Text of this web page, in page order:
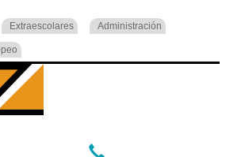
Extraescolares Administración